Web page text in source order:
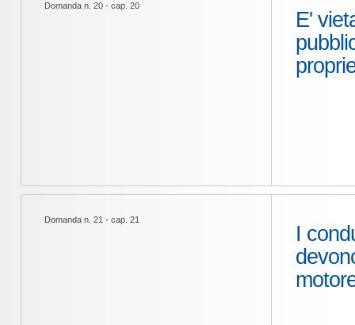
Domanda n. 20 - cap. 20
E'
Domanda n. 21 - cap. 21
I